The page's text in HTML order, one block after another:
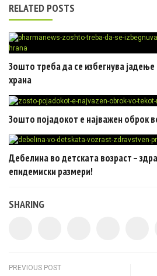
RELATED POSTS
Зошто треба да се избегнува
храна
Зошто појадокот е најважен оброк
Дебелина во детската возраст –
епидемиски размери!
SHARING
PREVIOUS POST